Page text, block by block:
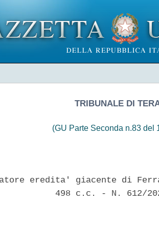
TRIBUNALE DI
(GU Parte Seconda n.83 del
eredita' giacente di
498 c.c. - N. 612/